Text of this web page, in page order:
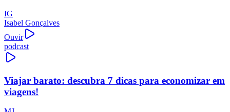
IG
Isabel Gonçalves
Ouvir
podcast
Viajar barato: descubra 7 dicas para economizar em
viagens!